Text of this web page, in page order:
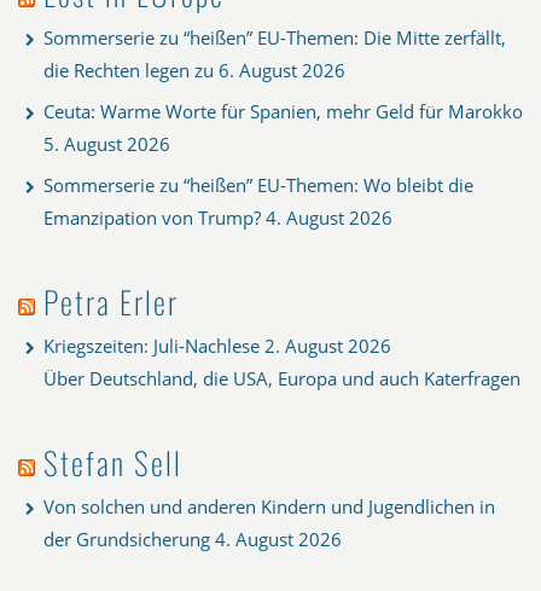
Sommerserie zu “heißen” EU-Themen: Die Mitte zerfällt,
die Rechten legen zu 6. August 2026
Ceuta: Warme Worte für Spanien, mehr Geld für Marokko
5. August 2026
Sommerserie zu “heißen” EU-Themen: Wo bleibt die
Emanzipation von Trump? 4. August 2026
Petra Erler
Kriegszeiten: Juli-Nachlese 2. August 2026
Über Deutschland, die USA, Europa und auch Katerfragen
Stefan Sell
Von solchen und anderen Kindern und Jugendlichen in
der Grundsicherung 4. August 2026